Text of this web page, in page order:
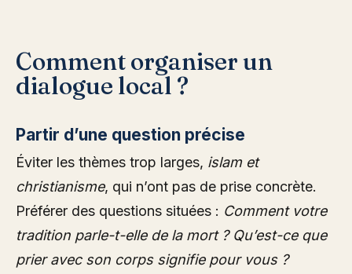
Comment organiser un
dialogue local ?
Partir d’une question précise
Éviter les thèmes trop larges, islam et
christianisme, qui n’ont pas de prise concrète.
Préférer des questions situées : Comment votre
tradition parle-t-elle de la mort ? Qu’est-ce que
prier avec son corps signifie pour vous ?